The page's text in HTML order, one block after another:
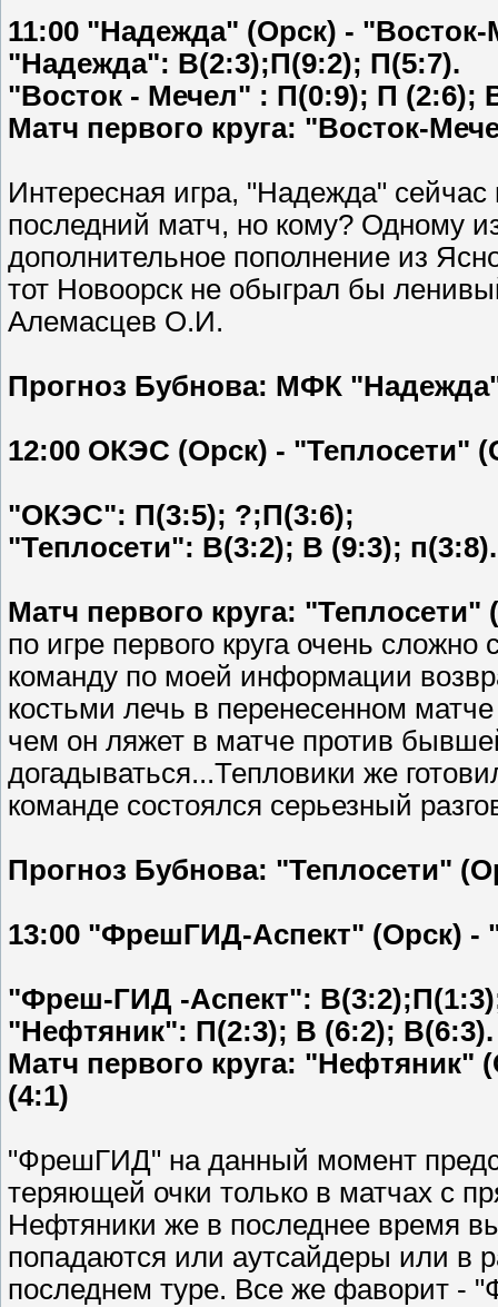
11:00 "Надежда" (Орск) -
"Надежда": В(2:3);П(9:2); П(5:7).
"Восток - Мечел" : П(0:9); П (2:6);
Матч первого круга: "Восток-
Интересная игра, "Надежда"
последний матч, но кому? Одному
дополнительное пополнение из
тот Новоорск не обыграл бы
Алемасцев О.И.
Прогноз Бубнова: МФК
12:00 ОКЭС (Орск) - "Теплосети"
"ОКЭС": П(3:5); ?;П(3:6);
"Теплосети": В(3:2); В (9:3); п(3:8).
Матч первого круга:
по игре первого круга очень
команду по моей информации
костьми лечь в перенесенном
чем он ляжет в матче против
догадываться...Тепловики же
команде состоялся серьезный
Прогноз Бубнова: "Теплосети"
13:00 "ФрешГИД-Аспект" (Орск) -
"Фреш-ГИД -Аспект":
"Нефтяник": П(2:3); В (6:2); В(6:3).
Матч первого круга:
(4:1)
"ФрешГИД" на данный момент
теряющей очки только в матчах с
Нефтяники же в последнее время
попадаются или аутсайдеры или в
последнем туре. Все же фаворит -